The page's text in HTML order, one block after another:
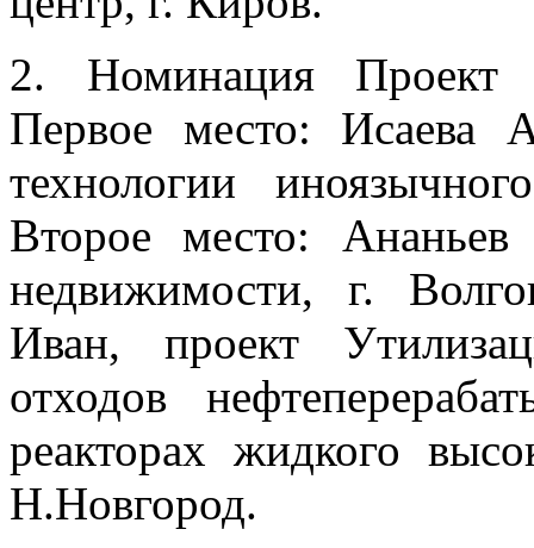
2. Номинация Проект
Первое место: Исаева
технологии
Второе место:
недвижимости, г.
Иван, проект
отходов
реакторах жидкого
Н.Новгород.